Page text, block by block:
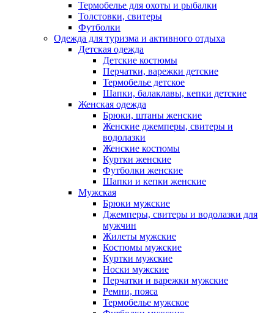
Термобелье для охоты и рыбалки
Толстовки, свитеры
Футболки
Одежда для туризма и активного отдыха
Детская одежда
Детские костюмы
Перчатки, варежки детские
Термобелье детское
Шапки, балаклавы, кепки детские
Женская одежда
Брюки, штаны женские
Женские джемперы, свитеры и
водолазки
Женские костюмы
Куртки женские
Футболки женские
Шапки и кепки женские
Мужская
Брюки мужские
Джемперы, свитеры и водолазки для
мужчин
Жилеты мужские
Костюмы мужские
Куртки мужские
Носки мужские
Перчатки и варежки мужские
Ремни, пояса
Термобелье мужское